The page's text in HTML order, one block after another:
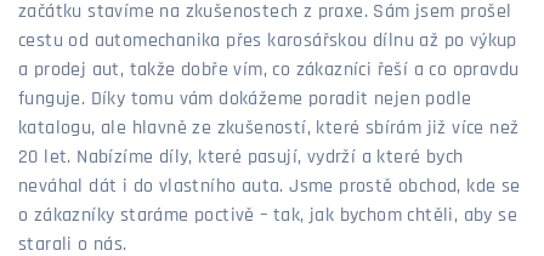
začátku stavíme na zkušenostech z praxe. Sám jsem prošel
cestu od automechanika přes karosářskou dílnu až po výkup
a prodej aut, takže dobře vím, co zákazníci řeší a co opravdu
funguje. Díky tomu vám dokážeme poradit nejen podle
katalogu, ale hlavně ze zkušeností, které sbírám již více než
20 let. Nabízíme díly, které pasují, vydrží a které bych
neváhal dát i do vlastního auta. Jsme prostě obchod, kde se
o zákazníky staráme poctivě – tak, jak bychom chtěli, aby se
starali o nás.